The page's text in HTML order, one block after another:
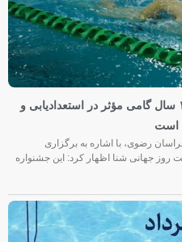
حسین گرایلی: جشنواره شنای زیر ۱۰ سال گامی مؤثر در استعدادیابی و
است
رضوی، با اشاره به برگزاری
۱۰ سال به مناسبت روز جهانی شنا اظهار کرد: این جشنواره